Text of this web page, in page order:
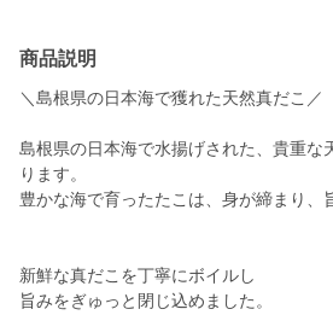
商品説明
＼島根県の日本海で獲れた天然真だこ／
島根県の日本海で水揚げされた、貴重な
ります。
豊かな海で育ったたこは、身が締まり、
新鮮な真だこを丁寧にボイルし
旨みをぎゅっと閉じ込めました。